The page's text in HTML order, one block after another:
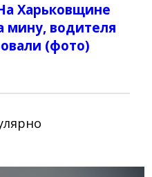
Харьковщине
мину, водителя
(фото)